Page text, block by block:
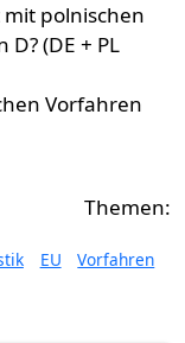
polnischen
(DE + PL
Vorfahren
EU Vorfahren